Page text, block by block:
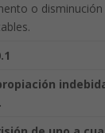
o disminución